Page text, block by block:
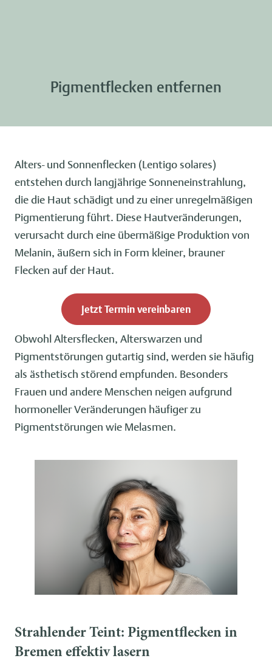
Pigmentflecken entfernen
Alters- und Sonnenflecken (Lentigo solares)
entstehen durch langjährige Sonneneinstrahlung,
die die Haut schädigt und zu einer unregelmäßigen
Pigmentierung führt. Diese Hautveränderungen,
verursacht durch eine übermäßige Produktion von
Melanin, äußern sich in Form kleiner, brauner
Flecken auf der Haut.
Jetzt Termin vereinbaren
Obwohl Altersflecken, Alterswarzen und
Pigmentstörungen gutartig sind, werden sie häufig
als ästhetisch störend empfunden. Besonders
Frauen und andere Menschen neigen aufgrund
hormoneller Veränderungen häufiger zu
Pigmentstörungen wie Melasmen.
Strahlender Teint: Pigmentflecken in
Bremen effektiv lasern